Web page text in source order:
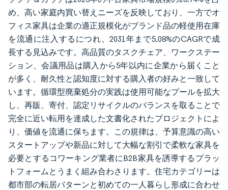
め、高い家庭内買い替えニーズを反映しており、一方でオ
フィス家具は企業の適正規模化がブランド品の軽使用在庫
を流通に注入するにつれ、2031年まで5.08%のCAGRで成
長する見込みです。高品質のタスクチェア、ワークステー
ション、会議用品は購入から5年以内に企業から届くこと
が多く、耐久性と認知度に対する購入者の好みと一致して
います。循環型廃棄処分の実践は使用可能なプールを拡大
し、再販、寄付、認定リサイクルのバランスを取ることで
完全に近い転用を達成した文書化されたプロジェクトによ
り、価値を流通に保ちます。この規律は、予算意識の高い
スタートアップや新品に対して大幅な割引で柔軟な家具を
必要とするコワーキング業者にB2B家具を誘導するプラッ
トフォームとうまく組み合わさります。住宅カテゴリーは
都市部の転居パターンと初めての一人暮らし形成に合わせ